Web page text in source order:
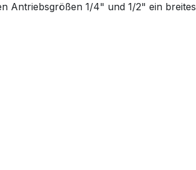
Antriebsgrößen 1/4" und 1/2" ein breites